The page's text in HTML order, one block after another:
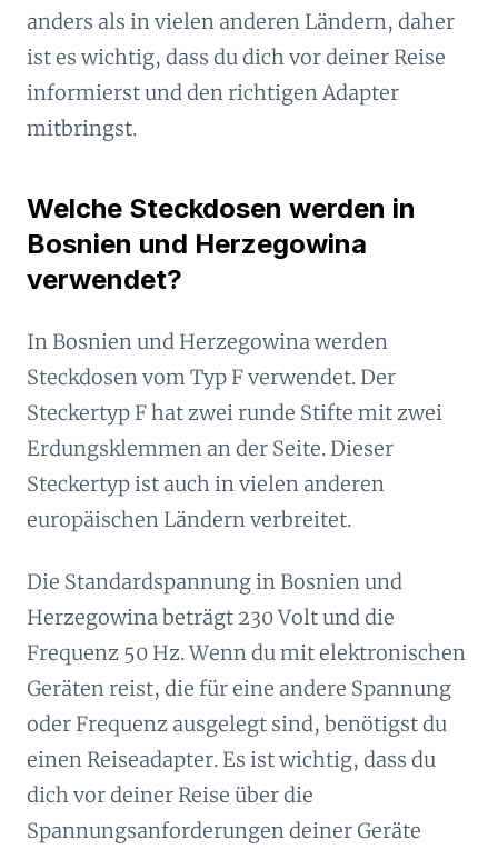
anders als in vielen anderen Ländern, daher
ist es wichtig, dass du dich vor deiner Reise
informierst und den richtigen Adapter
mitbringst.
Welche Steckdosen werden in
Bosnien und Herzegowina
verwendet?
In Bosnien und Herzegowina werden
Steckdosen vom Typ F verwendet. Der
Steckertyp F hat zwei runde Stifte mit zwei
Erdungsklemmen an der Seite. Dieser
Steckertyp ist auch in vielen anderen
europäischen Ländern verbreitet.
Die Standardspannung in Bosnien und
Herzegowina beträgt 230 Volt und die
Frequenz 50 Hz. Wenn du mit elektronischen
Geräten reist, die für eine andere Spannung
oder Frequenz ausgelegt sind, benötigst du
einen Reiseadapter. Es ist wichtig, dass du
dich vor deiner Reise über die
Spannungsanforderungen deiner Geräte